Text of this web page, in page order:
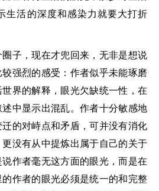
生活的深度和感染力就要大打折
，现在才兜回来，无非是想说
强烈的感受：作者似乎未能琢磨
界的解释，眼光欠缺统一性，在
中显示出混乱。作者十分敏感地
的对峙点和矛盾，可并没有消化
没有从中提炼出属于自己的关于
作者毫无这方面的眼光，而是在
作者的眼光必须是统一的和完整